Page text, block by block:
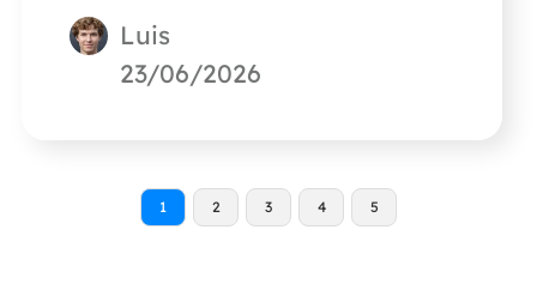
Hoy, he vuelto a iniciar sesión
pero no he encontrado ningún
temporal también ha
desaparecido. ¿Alguien sabe
Luis
23/06/2026
1 2 3 4 5